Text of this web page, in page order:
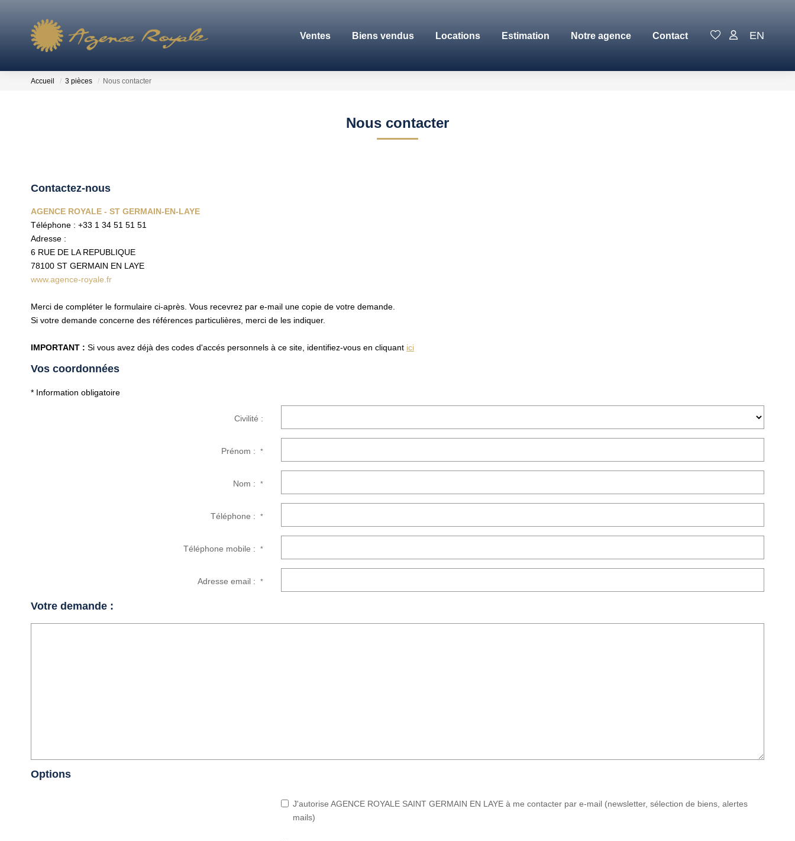
Ventes Biens vendus Locations Estimation Notre agence Contact EN
Accueil 3 pièces Nous contacter
Nous contacter
Contactez-nous
AGENCE ROYALE - ST GERMAIN-EN-LAYE
Téléphone : +33 1 34 51 51 51
Adresse :
6 RUE DE LA REPUBLIQUE
78100 ST GERMAIN EN LAYE
www.agence-royale.fr
Merci de compléter le formulaire ci-après. Vous recevrez par e-mail une copie de votre demande.
Si votre demande concerne des références particulières, merci de les indiquer.
IMPORTANT : Si vous avez déjà des codes d'accés personnels à ce site, identifiez-vous en cliquant ici
Vos coordonnées
* Information obligatoire
Civilité :
Prénom :*
Nom :*
Téléphone :*
Téléphone mobile :*
Adresse email :*
Votre demande :
Options
J'autorise AGENCE ROYALE SAINT GERMAIN EN LAYE à me contacter par e-mail (newsletter, sélection de biens, alertes
mails)